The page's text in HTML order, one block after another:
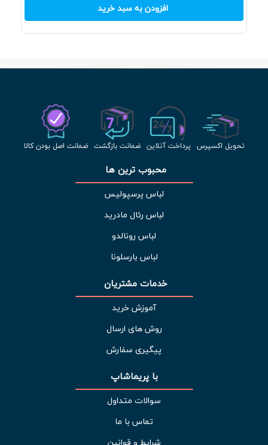
افزودن به سبد خرید
تحویل اکسپرس پرداخت آنلاین ضمانت بازگشت ضمانت اصل بودن کالا
محبوب ترین ها
لباس پرسپولیس
لباس رئال مادرید
لباس رونالدو
لباس بارسلونا
خدمات مشتریان
آموزش خرید
روش های ارسال
پیگیری سفارش
با پریماشاپ
سوالات متداول
تماس با ما